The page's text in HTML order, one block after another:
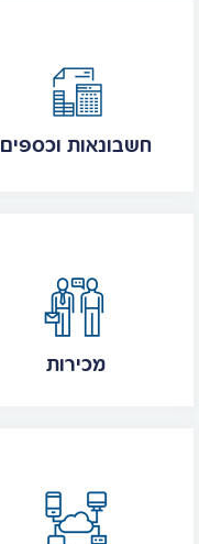
חשבונאות וכספים
מכירות